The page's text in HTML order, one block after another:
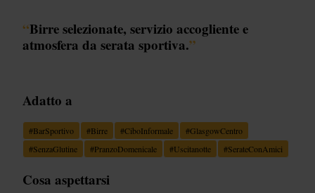
“Birre selezionate, servizio accogliente e
atmosfera da serata sportiva.”
Adatto a
#BarSportivo #Birre #CiboInformale #GlasgowCentro
#SenzaGlutine #PranzoDomenicale #Uscitanotte #SerateConAmici
Cosa aspettarsi